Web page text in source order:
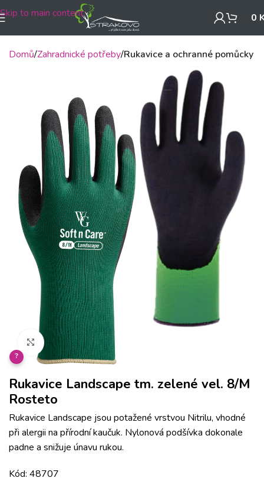
Skip to main content 0
Domů Zahradnické potřeby Rukavice a ochranné pomůcky
Klikněte pro zvětšení
?
Rukavice Landscape tm. zelené vel. 8/M
Rosteto
Rukavice Landscape jsou potažené vrstvou Nitrilu, vhodné
při alergii na přírodní kaučuk. Nylonová podšívka dokonale
padne a snižuje únavu rukou.
Kód: 48707